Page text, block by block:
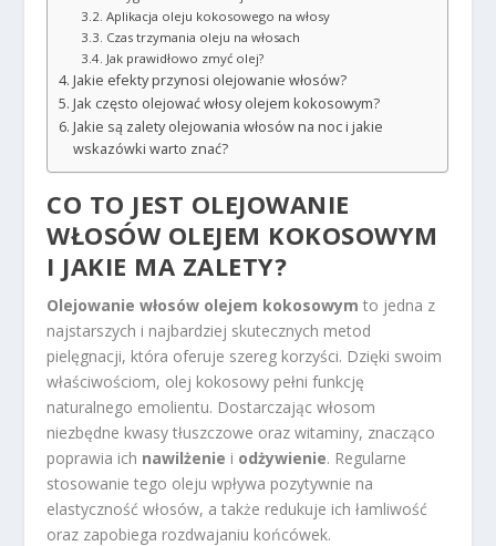
Aplikacja oleju kokosowego na włosy
Czas trzymania oleju na włosach
Jak prawidłowo zmyć olej?
Jakie efekty przynosi olejowanie włosów?
Jak często olejować włosy olejem kokosowym?
Jakie są zalety olejowania włosów na noc i jakie
wskazówki warto znać?
CO TO JEST OLEJOWANIE
WŁOSÓW OLEJEM KOKOSOWYM
I JAKIE MA ZALETY?
Olejowanie włosów olejem kokosowym to jedna z
najstarszych i najbardziej skutecznych metod
pielęgnacji, która oferuje szereg korzyści. Dzięki swoim
właściwościom, olej kokosowy pełni funkcję
naturalnego emolientu. Dostarczając włosom
niezbędne kwasy tłuszczowe oraz witaminy, znacząco
poprawia ich nawilżenie i odżywienie. Regularne
stosowanie tego oleju wpływa pozytywnie na
elastyczność włosów, a także redukuje ich łamliwość
oraz zapobiega rozdwajaniu końcówek.